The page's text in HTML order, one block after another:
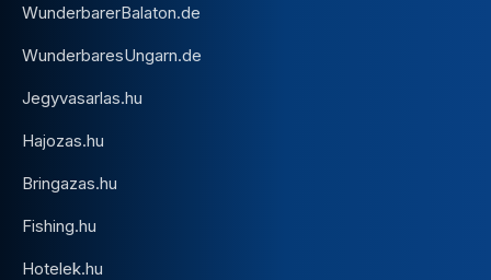
WunderbarerBalaton.de
WunderbaresUngarn.de
Jegyvasarlas.hu
Hajozas.hu
Bringazas.hu
Fishing.hu
Hotelek.hu